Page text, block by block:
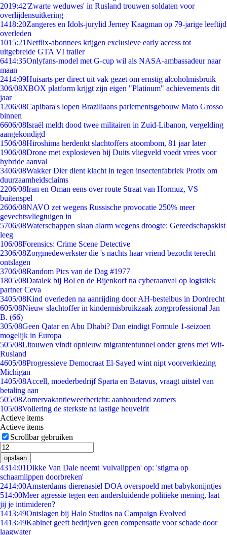
2019:42'Zwarte weduwes' in Rusland trouwen soldaten voor
overlijdensuitkering
1418:20Zangeres en Idols-jurylid Jerney Kaagman op 79-jarige leeftijd
overleden
1015:21Netflix-abonnees krijgen exclusieve early access tot
uitgebreide GTA VI trailer
6414:35Onlyfans-model met G-cup wil als NASA-ambassadeur naar
maan
2414:09Huisarts per direct uit vak gezet om ernstig alcoholmisbruik
306/08XBOX platform krijgt zijn eigen "Platinum" achievements dit
jaar
1206/08Capibara's lopen Braziliaans parlementsgebouw Mato Grosso
binnen
6606/08Israël meldt dood twee militairen in Zuid-Libanon, vergelding
aangekondigd
1506/08Hiroshima herdenkt slachtoffers atoombom, 81 jaar later
1906/08Drone met explosieven bij Duits vliegveld voedt vrees voor
hybride aanval
3406/08Wakker Dier dient klacht in tegen insectenfabriek Protix om
duurzaamheidsclaims
2206/08Iran en Oman eens over route Straat van Hormuz, VS
buitenspel
2606/08NAVO zet wegens Russische provocatie 250% meer
gevechtsvliegtuigen in
5706/08Waterschappen slaan alarm wegens droogte: Gereedschapskist
leeg
106/08Forensics: Crime Scene Detective
2306/08Zorgmedewerkster die 's nachts haar vriend bezocht terecht
ontslagen
3706/08Random Pics van de Dag #1977
1805/08Datalek bij Bol en de Bijenkorf na cyberaanval op logistiek
partner Ceva
3405/08Kind overleden na aanrijding door AH-bestelbus in Dordrecht
605/08Nieuw slachtoffer in kindermisbruikzaak zorgprofessional Jan
B. (66)
305/08Geen Qatar en Abu Dhabi? Dan eindigt Formule 1-seizoen
mogelijk in Europa
505/08Litouwen vindt opnieuw migrantentunnel onder grens met Wit-
Rusland
4605/08Progressieve Democraat El-Sayed wint nipt voorverkiezing
Michigan
1405/08Accell, moederbedrijf Sparta en Batavus, vraagt uitstel van
betaling aan
505/08Zomervakantieweerbericht: aanhoudend zomers
105/08Vollering de sterkste na lastige heuvelrit
Actieve items
Actieve items
Scrollbar gebruiken
opslaan
4314:01Dikke Van Dale neemt 'vulvalippen' op: 'stigma op
schaamlippen doorbreken'
2414:00Amsterdams dierenasiel DOA overspoeld met babykonijntjes
514:00Meer agressie tegen een andersluidende politieke mening, laat
jij je intimideren?
1413:49Ontslagen bij Halo Studios na Campaign Evolved
1413:49Kabinet geeft bedrijven geen compensatie voor schade door
laagwater